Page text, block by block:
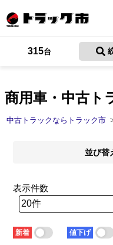
ト
ト
保
商用車・中古ト
315台
中古トラックならトラック市
並び替
新着順
走行距離
少ない順
多い順
少ない順
多い順
表示件数
新着 値下げ